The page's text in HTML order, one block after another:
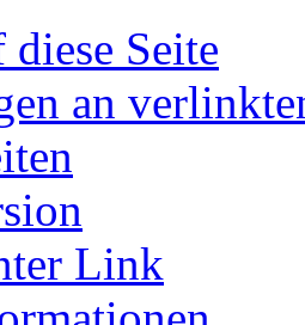
Seite
an
Link